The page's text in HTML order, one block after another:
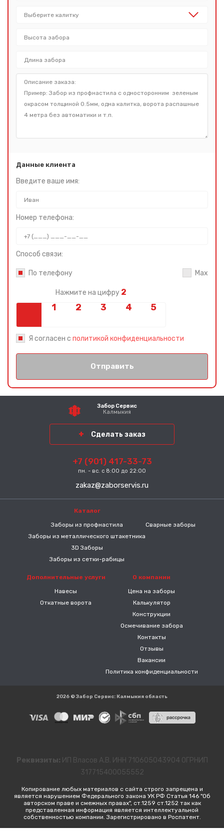
Данные клиента
Введите ваше имя:
Номер телефона:
Способ связи:
По телефону Max
Нажмите на цифру 2
Я согласен с политикой конфиденциальности
Отправить
Забор Сервис
Калмыкия
Сделать заказ
+7 (901) 417-33-73
пн. - вс. с 8:00 до 22:00
zakaz@zaborservis.ru
Каталог
Заборы из профнастила
Заборы из металлического штакетника
3D Заборы
Заборы из сетки-рабицы
Сварные заборы
Дополнительные услуги
Навесы
Откатные ворота
О компании
Цена на заборы
Калькулятор
Конструкции
Осмечивание забора
Контакты
Отзывы
Вакансии
Политика конфиденциальности
2026 © Забор Сервис: Калмыкия область
Реквизиты: ИП Власов А.В. ИНН 710605043904 ОГРНИП
317715400055552
Копирование любых материалов с сайта строго запрещена и
является нарушением Федерального закона УК РФ Статья 146 "Об
авторском праве и смежных правах", ст.1259 ст.1252 так как
представленная информация является интеллектуальной
собственностью компании. Зарегистрировано в Роспатент.